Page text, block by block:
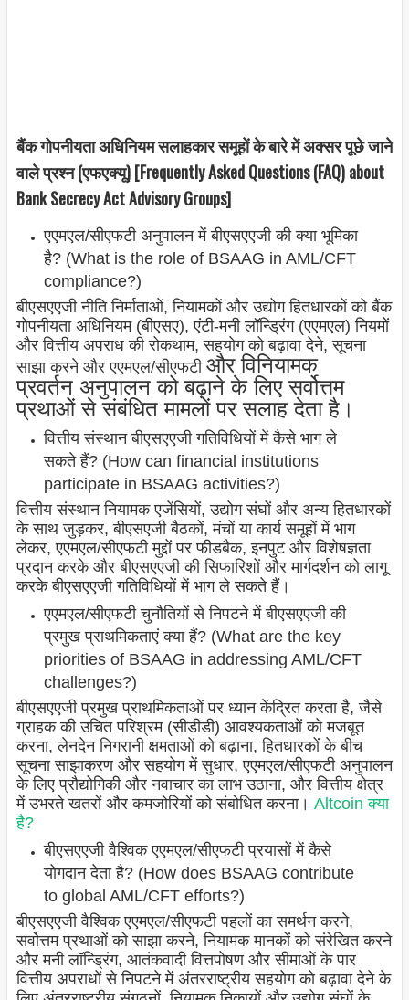
बैंक गोपनीयता अधिनियम सलाहकार समूहों के बारे में अक्सर पूछे जाने
वाले प्रश्न (एफएक्यू) [Frequently Asked Questions (FAQ) about
Bank Secrecy Act Advisory Groups]
एएमएल/सीएफटी अनुपालन में बीएसएएजी की क्या भूमिका
है? (What is the role of BSAAG in AML/CFT
compliance?)
बीएसएएजी नीति निर्माताओं, नियामकों और उद्योग हितधारकों को बैंक
गोपनीयता अधिनियम (बीएसए), एंटी-मनी लॉन्ड्रिंग (एएमएल) नियमों
और वित्तीय अपराध की रोकथाम, सहयोग को बढ़ावा देने, सूचना
साझा करने और एएमएल/सीएफटी और विनियामक
प्रवर्तन अनुपालन को बढ़ाने के लिए सर्वोत्तम
प्रथाओं से संबंधित मामलों पर सलाह देता है।
वित्तीय संस्थान बीएसएएजी गतिविधियों में कैसे भाग ले
सकते हैं? (How can financial institutions
participate in BSAAG activities?)
वित्तीय संस्थान नियामक एजेंसियों, उद्योग संघों और अन्य हितधारकों
के साथ जुड़कर, बीएसएजी बैठकों, मंचों या कार्य समूहों में भाग
लेकर, एएमएल/सीएफटी मुद्दों पर फीडबैक, इनपुट और विशेषज्ञता
प्रदान करके और बीएसएएजी की सिफारिशों और मार्गदर्शन को लागू
करके बीएसएएजी गतिविधियों में भाग ले सकते हैं।
एएमएल/सीएफटी चुनौतियों से निपटने में बीएसएएजी की
प्रमुख प्राथमिकताएं क्या हैं? (What are the key
priorities of BSAAG in addressing AML/CFT
challenges?)
बीएसएएजी प्रमुख प्राथमिकताओं पर ध्यान केंद्रित करता है, जैसे
ग्राहक की उचित परिश्रम (सीडीडी) आवश्यकताओं को मजबूत
करना, लेनदेन निगरानी क्षमताओं को बढ़ाना, हितधारकों के बीच
सूचना साझाकरण और सहयोग में सुधार, एएमएल/सीएफटी अनुपालन
के लिए प्रौद्योगिकी और नवाचार का लाभ उठाना, और वित्तीय क्षेत्र
में उभरते खतरों और कमजोरियों को संबोधित करना। Altcoin क्या
है?
बीएसएएजी वैश्विक एएमएल/सीएफटी प्रयासों में कैसे
योगदान देता है? (How does BSAAG contribute
to global AML/CFT efforts?)
बीएसएएजी वैश्विक एएमएल/सीएफटी पहलों का समर्थन करने,
सर्वोत्तम प्रथाओं को साझा करने, नियामक मानकों को संरेखित करने
और मनी लॉन्ड्रिंग, आतंकवादी वित्तपोषण और सीमाओं के पार
वित्तीय अपराधों से निपटने में अंतरराष्ट्रीय सहयोग को बढ़ावा देने के